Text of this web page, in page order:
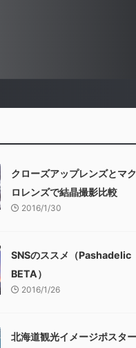
クローズアップレンズとマク
ロレンズで結晶撮影比較
2016/1/30
SNSのススメ（Pashadelic
BETA）
2016/1/26
北海道観光イメージポスター